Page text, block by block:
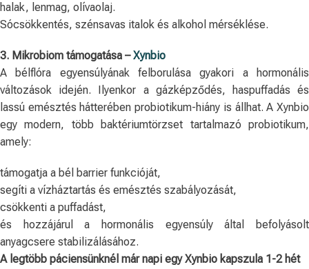
halak, lenmag, olívaolaj.
Sócsökkentés, szénsavas italok és alkohol mérséklése.
3. Mikrobiom támogatása –Xynbio
A bélflóra egyensúlyának felborulása gyakori a hormonális
változások idején. Ilyenkor a gázképződés, haspuffadás és
lassú emésztés hátterében probiotikum-hiány is állhat. A Xynbio
egy modern, több baktériumtörzset tartalmazó probiotikum,
amely:
támogatja a bél barrier funkcióját,
segíti a vízháztartás és emésztés szabályozását,
csökkenti a puffadást,
és hozzájárul a hormonális egyensúly által befolyásolt
anyagcsere stabilizálásához.
A legtöbb páciensünknél már napi egy Xynbio kapszula 1-2 hét